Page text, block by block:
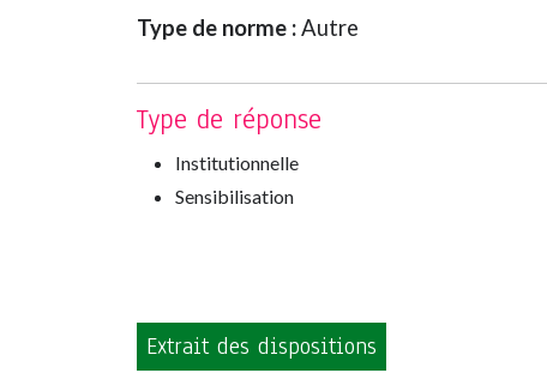
Type de norme :Autre
Type de réponse
Institutionnelle
Sensibilisation
Extrait des dispositions